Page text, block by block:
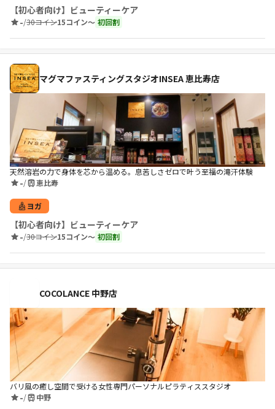
【初心者向け】ビューティーケア
-/30コイン15コイン〜 初回割
マグマファスティングスタジオINSEA 恵比寿店
天然溶岩の力で身体を芯から温める。息苦しさゼロで叶う至福の滝汗体験
-/ 恵比寿
ヨガ
【初心者向け】ビューティーケア
-/30コイン15コイン〜 初回割
COCOLANCE 中野店
バリ風の癒し空間で受ける女性専門パーソナルピラティススタジオ
-/ 中野